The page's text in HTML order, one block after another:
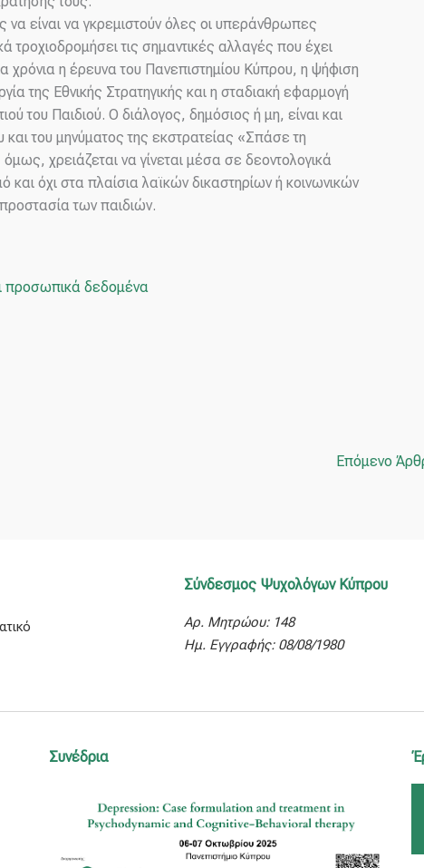
είναι να γκρεμιστούν όλες οι υπεράνθρωπες
τροχιοδρομήσει τις σημαντικές αλλαγές που έχει
χρόνια η έρευνα του Πανεπιστημίου Κύπρου, η ψήφιση
της Εθνικής Στρατηγικής και η σταδιακή εφαρμογή
του Παιδιού. Ο διάλογος, δημόσιος ή μη, είναι και
του μηνύματος της εκστρατείας «Σπάσε τη
χρειάζεται να γίνεται μέσα σε δεοντολογικά
όχι στα πλαίσια λαϊκών δικαστηρίων ή κοινωνικών
των παιδιών.
προσωπικά δεδομένα
Επόμενο
Σύνδεσμος Ψυχολόγων Κύπρου
Αρ. Μητρώου: 148
Ημ. Εγγραφής: 08/08/1980
Συνέδρια